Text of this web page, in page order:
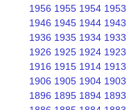
1956 1955 1954 1953
1946 1945 1944 1943
1936 1935 1934 1933
1926 1925 1924 1923
1916 1915 1914 1913
1906 1905 1904 1903
1896 1895 1894 1893